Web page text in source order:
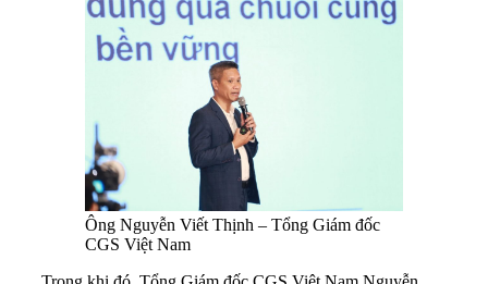
Ông Nguyễn Viết Thịnh – Tổng Giám đốc
CGS Việt Nam